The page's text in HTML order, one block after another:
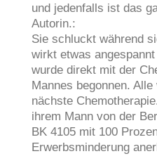
und jedenfalls ist das
Autorin.:
Sie schluckt während
wirkt etwas
wurde direkt mit der
Mannes begonnen.
nächste
ihrem Mann von der
BK 4105 mit 100
Erwerbsminderung